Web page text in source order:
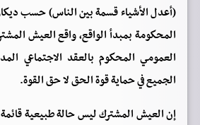
(أعدل الأشياء قسمة بين الناس) حسب
المحكومة بمبدأ الواقع, واقع العيش
العمومي المحكوم بالعقد الاجتماعي
الجميع في حماية قوة الحق لا حق القوة.
إن العيش المشترك ليس حالة طبيعية